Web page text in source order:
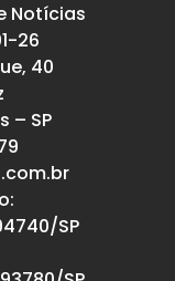
Notícias
26
40
– SP
SP